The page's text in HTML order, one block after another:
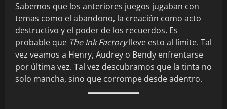
Sabemos que los anteriores juegos jugaban con
temas como el abandono, la creación como acto
destructivo y el poder de los recuerdos. Es
probable que The Ink Factorylleve esto al límite. Tal
vez veamos a Henry, Audrey o Bendy enfrentarse
por última vez. Tal vez descubramos que la tinta no
solo mancha, sino que corrompe desde adentro.